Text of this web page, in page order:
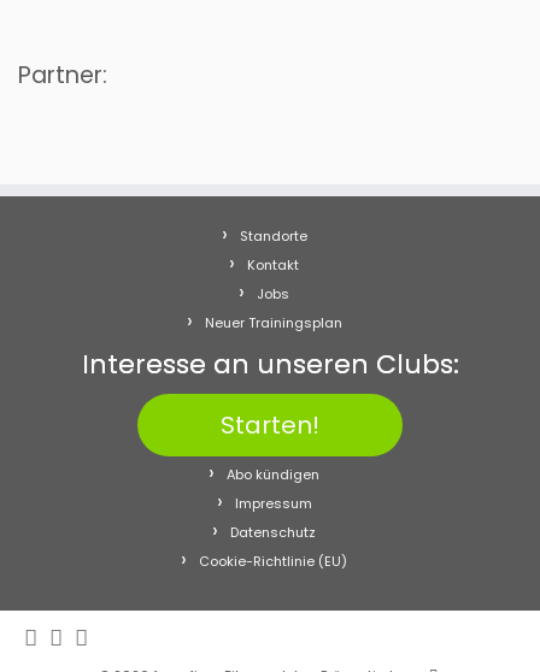
Partner:
Standorte
Kontakt
Jobs
Neuer Trainingsplan
Interesse an unseren Clubs:
Starten!
Abo kündigen
Impressum
Datenschutz
Cookie-Richtlinie (EU)